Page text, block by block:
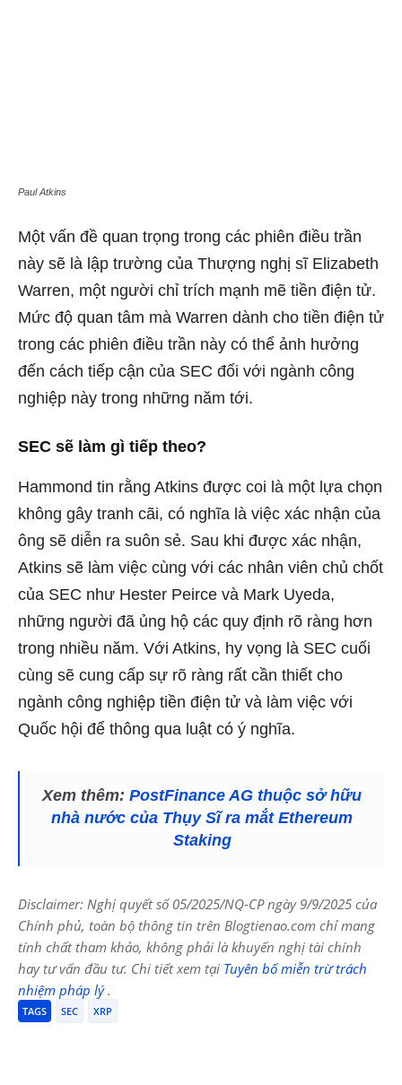
Paul Atkins
Một vấn đề quan trọng trong các phiên điều trần
này sẽ là lập trường của Thượng nghị sĩ Elizabeth
Warren, một người chỉ trích mạnh mẽ tiền điện tử.
Mức độ quan tâm mà Warren dành cho tiền điện tử
trong các phiên điều trần này có thể ảnh hưởng
đến cách tiếp cận của SEC đối với ngành công
nghiệp này trong những năm tới.
SEC sẽ làm gì tiếp theo?
Hammond tin rằng Atkins được coi là một lựa chọn
không gây tranh cãi, có nghĩa là việc xác nhận của
ông sẽ diễn ra suôn sẻ. Sau khi được xác nhận,
Atkins sẽ làm việc cùng với các nhân viên chủ chốt
của SEC như Hester Peirce và Mark Uyeda,
những người đã ủng hộ các quy định rõ ràng hơn
trong nhiều năm. Với Atkins, hy vọng là SEC cuối
cùng sẽ cung cấp sự rõ ràng rất cần thiết cho
ngành công nghiệp tiền điện tử và làm việc với
Quốc hội để thông qua luật có ý nghĩa.
Xem thêm: PostFinance AG thuộc sở hữu
nhà nước của Thụy Sĩ ra mắt Ethereum
Staking
Disclaimer: Nghị quyết số 05/2025/NQ-CP ngày 9/9/2025 của
Chính phủ, toàn bộ thông tin trên Blogtienao.com chỉ mang
tính chất tham khảo, không phải là khuyến nghị tài chính
hay tư vấn đầu tư. Chi tiết xem tại Tuyên bố miễn trừ trách
nhiệm pháp lý.
TAGS SEC XRP